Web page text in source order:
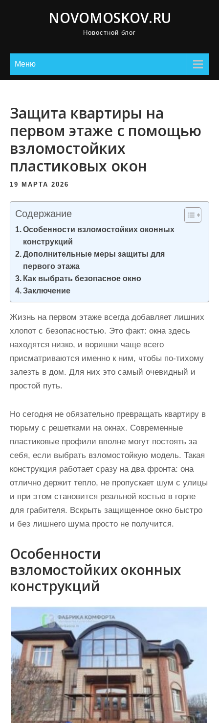
NOVOMOSKOV.RU
Новостной блог
Меню
Защита квартиры на
первом этаже с помощью
взломостойких
пластиковых окон
19 МАРТА 2026
Содержание
Особенности взломостойких оконных
конструкций
Дополнительные меры защиты для
первого этажа
Как выбрать безопасное окно
Заключение
Жизнь на первом этаже всегда добавляет лишних
хлопот с безопасностью. Это факт: окна здесь
находятся низко, и воришки чаще всего
присматриваются именно к ним, чтобы по-тихому
залезть в дом. Для них это самый очевидный и
простой путь.
Но сегодня не обязательно превращать квартиру в
тюрьму с решетками на окнах. Современные
пластиковые профили вполне могут постоять за
себя, если выбрать взломостойкую модель. Такая
конструкция работает сразу на два фронта: она
отлично держит тепло, не пропускает шум с улицы
и при этом становится реальной костью в горле
для грабителя. Вскрыть защищенное окно быстро
и без лишнего шума просто не получится.
Особенности
взломостойких оконных
конструкций